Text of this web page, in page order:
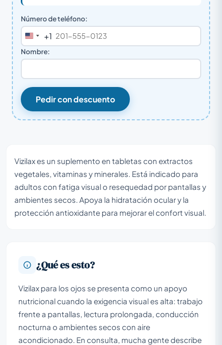
Número de teléfono:
United
States
+1
Nombre:
Pedir con descuento
Vizilax es un suplemento en tabletas con extractos
vegetales, vitaminas y minerales. Está indicado para
adultos con fatiga visual o resequedad por pantallas y
ambientes secos. Apoya la hidratación ocular y la
protección antioxidante para mejorar el confort visual.
¿Qué es esto?
Vizilax para los ojos se presenta como un apoyo
nutricional cuando la exigencia visual es alta: trabajo
frente a pantallas, lectura prolongada, conducción
nocturna o ambientes secos con aire
acondicionado. En consulta, mucha gente describe